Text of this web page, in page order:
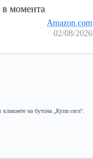
момента
Amazon.com
02/08/2026
на бутона „Купи сега“.